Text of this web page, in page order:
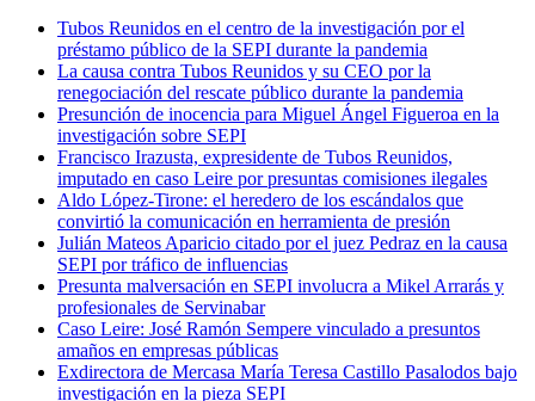
Tubos Reunidos en el centro de la investigación por el
préstamo público de la SEPI durante la pandemia
La causa contra Tubos Reunidos y su CEO por la
renegociación del rescate público durante la pandemia
Presunción de inocencia para Miguel Ángel Figueroa en la
investigación sobre SEPI
Francisco Irazusta, expresidente de Tubos Reunidos,
imputado en caso Leire por presuntas comisiones ilegales
Aldo López-Tirone: el heredero de los escándalos que
convirtió la comunicación en herramienta de presión
Julián Mateos Aparicio citado por el juez Pedraz en la causa
SEPI por tráfico de influencias
Presunta malversación en SEPI involucra a Mikel Arrarás y
profesionales de Servinabar
Caso Leire: José Ramón Sempere vinculado a presuntos
amaños en empresas públicas
Exdirectora de Mercasa María Teresa Castillo Pasalodos bajo
investigación en la pieza SEPI